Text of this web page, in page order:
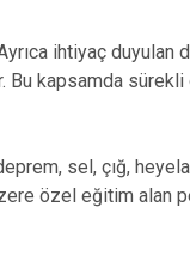
ihtiyaç duyulan
Bu kapsamda
sel, çığ,
özel eğitim alan